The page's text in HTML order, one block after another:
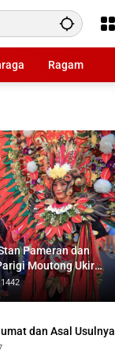
Ragam
Pameran dan
Moutong Ukir
2023
1442
dan Asal Usulnya